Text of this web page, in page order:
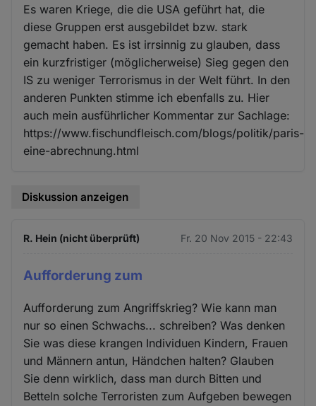
Es waren Kriege, die die USA geführt hat, die
diese Gruppen erst ausgebildet bzw. stark
gemacht haben. Es ist irrsinnig zu glauben, dass
ein kurzfristiger (möglicherweise) Sieg gegen den
IS zu weniger Terrorismus in der Welt führt. In den
anderen Punkten stimme ich ebenfalls zu. Hier
auch mein ausführlicher Kommentar zur Sachlage:
https://www.fischundfleisch.com/blogs/politik/paris-
eine-abrechnung.html
Diskussion anzeigen
R. Hein (nicht überprüft) Fr. 20 Nov 2015 - 22:43
Aufforderung zum
Aufforderung zum Angriffskrieg? Wie kann man
nur so einen Schwachs... schreiben? Was denken
Sie was diese krangen Individuen Kindern, Frauen
und Männern antun, Händchen halten? Glauben
Sie denn wirklich, dass man durch Bitten und
Betteln solche Terroristen zum Aufgeben bewegen